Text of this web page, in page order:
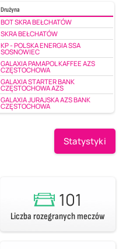
Drużyna
BOT SKRA BEŁCHATÓW
SKRA BEŁCHATÓW
KP - POLSKA ENERGIA SSA
SOSNOWIEC
GALAXIA PAMAPOL KAFFEE AZS
CZĘSTOCHOWA
GALAXIA STARTER BANK
CZĘSTOCHOWA AZS
GALAXIA JURAJSKA AZS BANK
CZĘSTOCHOWA
Statystyki
101
Liczba rozegranych meczów